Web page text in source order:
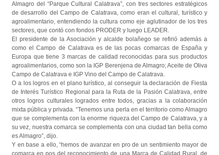
Almagro del “Parque Cultural Calatrava”, con tres sectores estratégicos
de desarrollo del Campo de Calatrava, como eran el cultural, turístico y
agroalimentario, entendiendo la cultura como eje aglutinador de los tres
sectores, que contó con fondos PRODER y luego LEADER.
El presidente de la Asociación y alcalde bolañego se refirió además a
como el Campo de Calatrava es de las pocas comarcas de España y
Europa que tiene 3 marcas de calidad reconocidas para sus productos
agroalimentarios, como son la IGP Berenjena de Almagro; Aceite de Oliva
Campo de Calatrava e IGP Vino del Campo de Calatrava.
O a los logros en el plano turístico, al conseguir la declaración de Fiesta
de Interés Turístico Regional para la Ruta de la Pasión Calatrava, entre
otros logros culturales logrados entre todos, gracias a la colaboración
mixta pública y privada. “Tenemos una perla en el territorio como Almagro
que se complementa con la enorme riqueza del Campo de Calatrava, y a
su vez, nuestra comarca se complementa con una ciudad tan bella como
es Almagro”, dijo.
Y en base a ello, “hemos de avanzar en pro de un sentimiento mayor de
comarca en pos del reconocimiento de una Marca de Calidad Rural, de